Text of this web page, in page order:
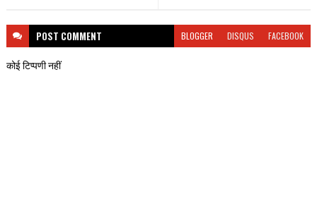
POST COMMENT BLOGGER DISQUS FACEBOOK
कोई टिप्पणी नहीं